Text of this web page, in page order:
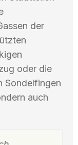
der
oder die
Sondelfingen
auch